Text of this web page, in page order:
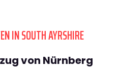
IN SOUTH AYRSHIRE
von Nürnberg